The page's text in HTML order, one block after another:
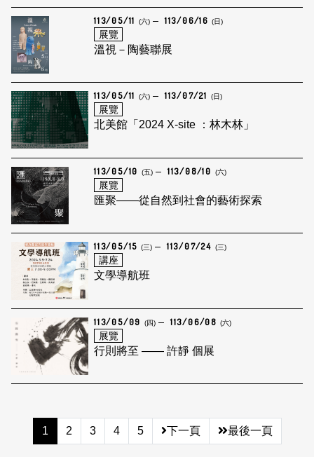
113/05/11 (六) 113/06/16 (日)
展覽
溫視－陶藝聯展
113/05/11 (六) 113/07/21 (日)
展覽
北美館「2024 X-site ：林木林」
113/05/10 (五) 113/08/10 (六)
展覽
匯聚——從自然到社會的藝術探索
113/05/15 (三) 113/07/24 (三)
講座
文學導航班
113/05/09 (四) 113/06/08 (六)
展覽
行則將至 —— 許靜 個展
1 2 3 4 5 下一頁 最後一頁